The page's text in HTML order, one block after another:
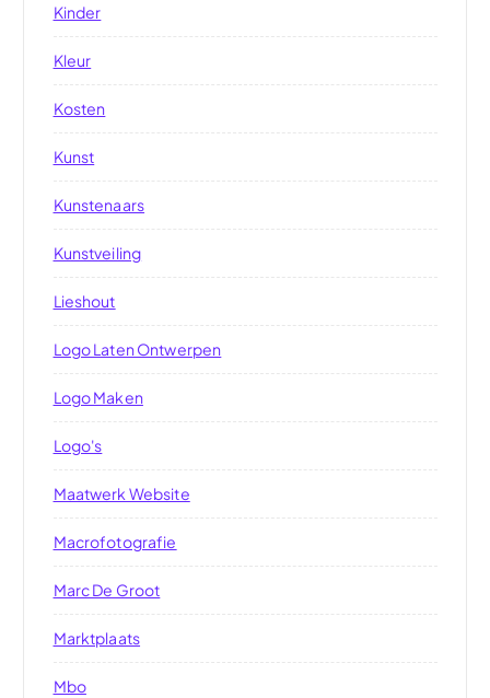
Kinder
Kleur
Kosten
Kunst
Kunstenaars
Kunstveiling
Lieshout
Logo Laten Ontwerpen
Logo Maken
Logo's
Maatwerk Website
Macrofotografie
Marc De Groot
Marktplaats
Mbo